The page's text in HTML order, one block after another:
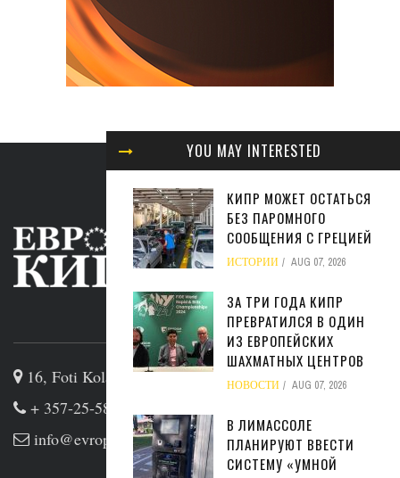
YOU MAY INTERESTED
КИПР МОЖЕТ ОСТАТЬСЯ
БЕЗ ПАРОМНОГО
СООБЩЕНИЯ С ГРЕЦИЕЙ
ИСТОРИИ AUG 07, 2026
ЗА ТРИ ГОДА КИПР
ПРЕВРАТИЛСЯ В ОДИН
ИЗ ЕВРОПЕЙСКИХ
ШАХМАТНЫХ ЦЕНТРОВ
НОВОСТИ AUG 07, 2026
В ЛИМАССОЛЕ
ПЛАНИРУЮТ ВВЕСТИ
СИСТЕМУ «УМНОЙ
ABOUT US
16, Foti Kolakidi str, 3031, Limassol, Cyprus
+ 357-25-581133
info@evropakipr.com